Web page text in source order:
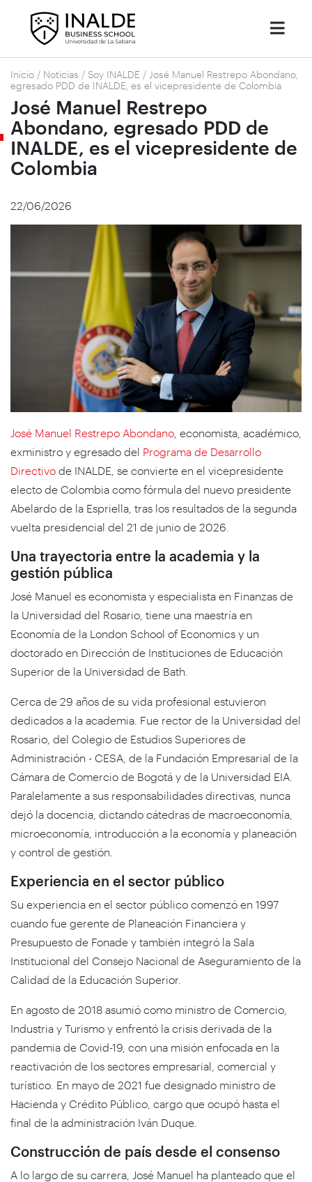
Inicio / Noticias / Soy INALDE / José Manuel Restrepo Abondano,
egresado PDD de INALDE, es el vicepresidente de Colombia
José Manuel Restrepo
Abondano, egresado PDD de
INALDE, es el vicepresidente de
Colombia
22/06/2026
José Manuel Restrepo Abondano , economista, académico,
exministro y egresado del Programa de Desarrollo
Directivo de INALDE, se convierte en el vicepresidente
electo de Colombia como fórmula del nuevo presidente
Abelardo de la Espriella, tras los resultados de la segunda
vuelta presidencial del 21 de junio de 2026.
Una trayectoria entre la academia y la
gestión pública
José Manuel es economista y especialista en Finanzas de
la Universidad del Rosario, tiene una maestría en
Economía de la London School of Economics y un
doctorado en Dirección de Instituciones de Educación
Superior de la Universidad de Bath.
Cerca de 29 años de su vida profesional estuvieron
dedicados a la academia. Fue rector de la Universidad del
Rosario, del Colegio de Estudios Superiores de
Administración - CESA, de la Fundación Empresarial de la
Cámara de Comercio de Bogotá y de la Universidad EIA.
Paralelamente a sus responsabilidades directivas, nunca
dejó la docencia, dictando cátedras de macroeconomía,
microeconomía, introducción a la economía y planeación
y control de gestión.
Experiencia en el sector público
Su experiencia en el sector público comenzó en 1997
cuando fue gerente de Planeación Financiera y
Presupuesto de Fonade y también integró la Sala
Institucional del Consejo Nacional de Aseguramiento de la
Calidad de la Educación Superior.
En agosto de 2018 asumió como ministro de Comercio,
Industria y Turismo y enfrentó la crisis derivada de la
pandemia de Covid-19, con una misión enfocada en la
reactivación de los sectores empresarial, comercial y
turístico. En mayo de 2021 fue designado ministro de
Hacienda y Crédito Público, cargo que ocupó hasta el
final de la administración Iván Duque.
Construcción de país desde el consenso
A lo largo de su carrera, José Manuel ha planteado que el